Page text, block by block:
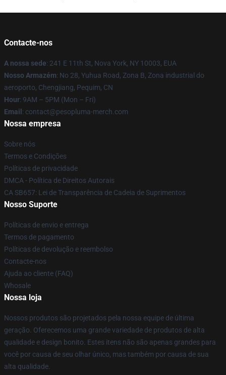
Contacte-nos
A nossa sede: 241 E 11th St, Nova York, NY 10003, EUA
Nosso Armazém: No 28, Yuhua Road, Zona B, Zona industrial do
aeroporto, Chengjiang, Pequim, CN
Hour: 9AM – 5PM (Mon – Fri)
Email : contact@pesopluma-merch.com
Nossa empresa
Sobre nós
Termos e Condições
Políticas de privacidade
DMCA - Política de Direitos Autorais
CA SB657: Lei de Transparência de Cadeia de Suprimentos
Nosso Suporte
Políticas de envio e entrega
Termos de pagamento
Políticas de devolução e reembolso
Contacte-nos
Ajuda ao cliente (FAQ)
Whosale
Nossa loja
Nossos produtos são projetados pela nossa equipe de última
geração. Oferecemos uma grande variedade de produtos de alta
qualidade e design bonito. Estes itens não são apenas grandes para
você por causa de seu olhar único, mas também por causa de sua
alta qualidade.